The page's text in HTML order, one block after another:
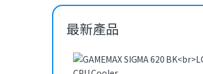
最新產品